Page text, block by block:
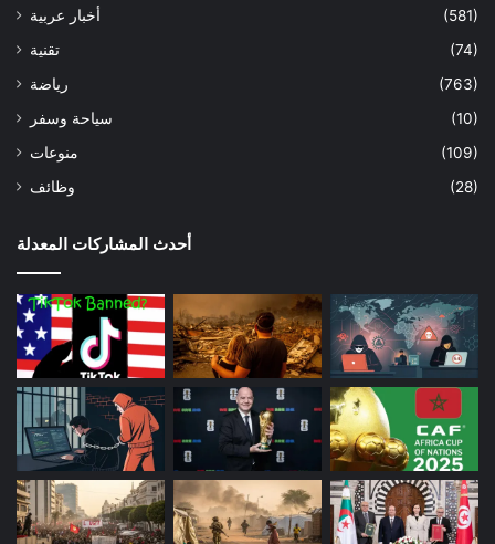
أخبار عربية
(581)
تقنية
(74)
رياضة
(763)
سياحة وسفر
(10)
منوعات
(109)
وظائف
(28)
أحدث المشاركات المعدلة